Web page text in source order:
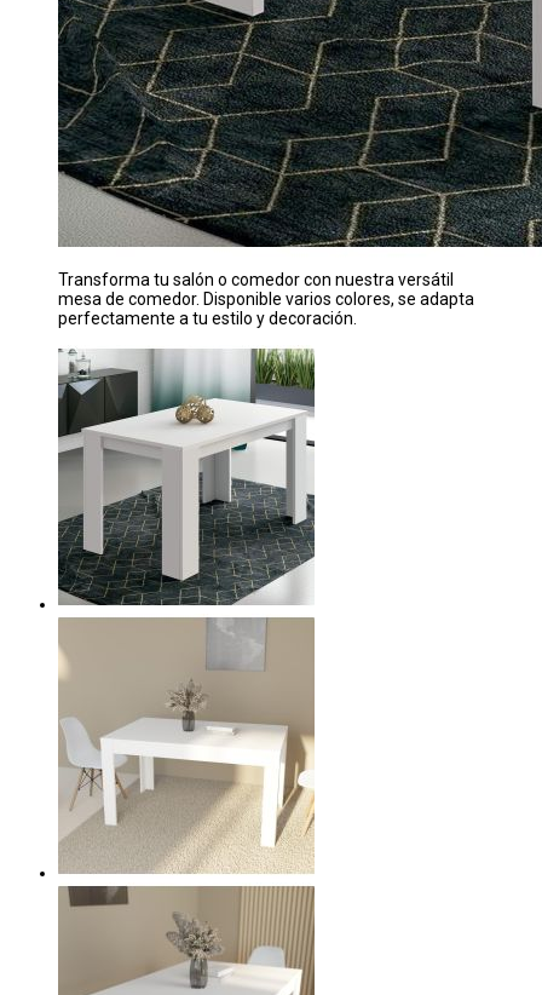
Transforma tu salón o comedor con nuestra versátil
mesa de comedor. Disponible varios colores, se adapta
perfectamente a tu estilo y decoración.